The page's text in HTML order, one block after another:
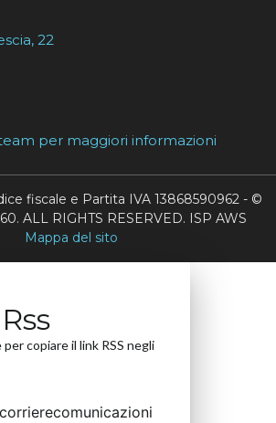
22
per maggiori informazioni
fiscale e Partita IVA 13868590962 - ©
ALL RIGHTS RESERVED. ISP AWS
Mappa del sito
copiare il link RSS negli